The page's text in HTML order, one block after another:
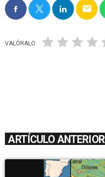
email
VALÓRALO
ARTÍCULO ANTERIOR